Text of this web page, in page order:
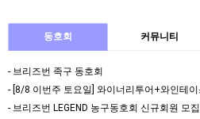
동호회 커뮤니티
- 브리즈번 족구 동호회
- 브리즈번 LEGEND 농구동호회 신규회원 모집